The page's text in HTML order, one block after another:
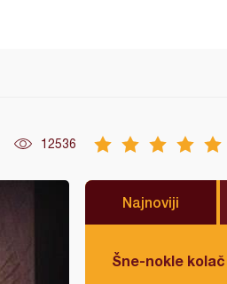
12536
Najnoviji
Šne-nokle kolač